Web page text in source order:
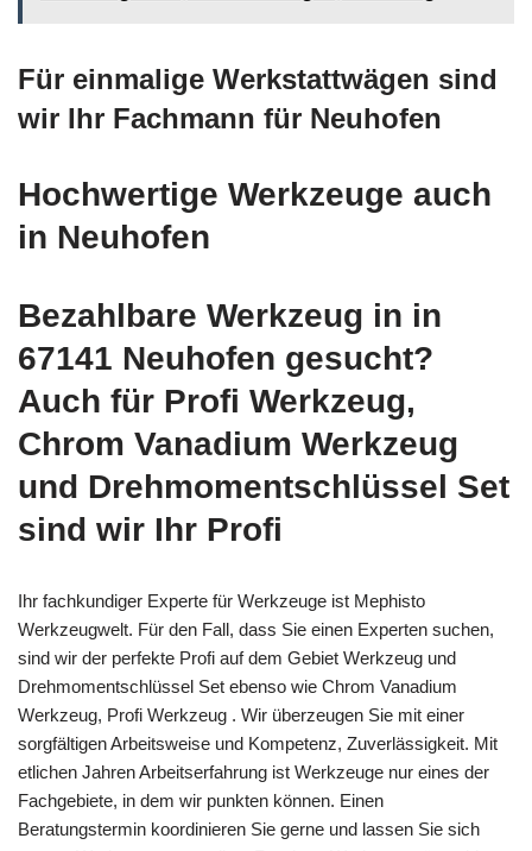
Für einmalige Werkstattwägen sind
wir Ihr Fachmann für Neuhofen
Hochwertige Werkzeuge auch
in Neuhofen
Bezahlbare Werkzeug in in
67141 Neuhofen gesucht?
Auch für Profi Werkzeug,
Chrom Vanadium Werkzeug
und Drehmomentschlüssel Set
sind wir Ihr Profi
Ihr fachkundiger Experte für Werkzeuge ist Mephisto
Werkzeugwelt. Für den Fall, dass Sie einen Experten suchen,
sind wir der perfekte Profi auf dem Gebiet Werkzeug und
Drehmomentschlüssel Set ebenso wie Chrom Vanadium
Werkzeug, Profi Werkzeug . Wir überzeugen Sie mit einer
sorgfältigen Arbeitsweise und Kompetenz, Zuverlässigkeit. Mit
etlichen Jahren Arbeitserfahrung ist Werkzeuge nur eines der
Fachgebiete, in dem wir punkten können. Einen
Beratungstermin koordinieren Sie gerne und lassen Sie sich